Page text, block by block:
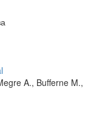
A., Bufferne M.,